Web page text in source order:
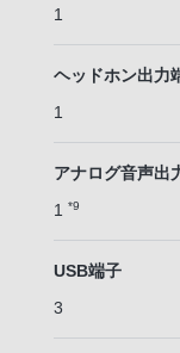
1
ヘッドホン出力
1
アナログ音声出
1 *9
USB端子
3